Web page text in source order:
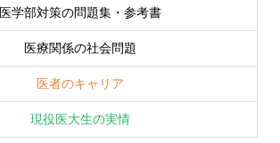
医学部対策の問題集・参考書
医療関係の社会問題
医者のキャリア
現役医大生の実情